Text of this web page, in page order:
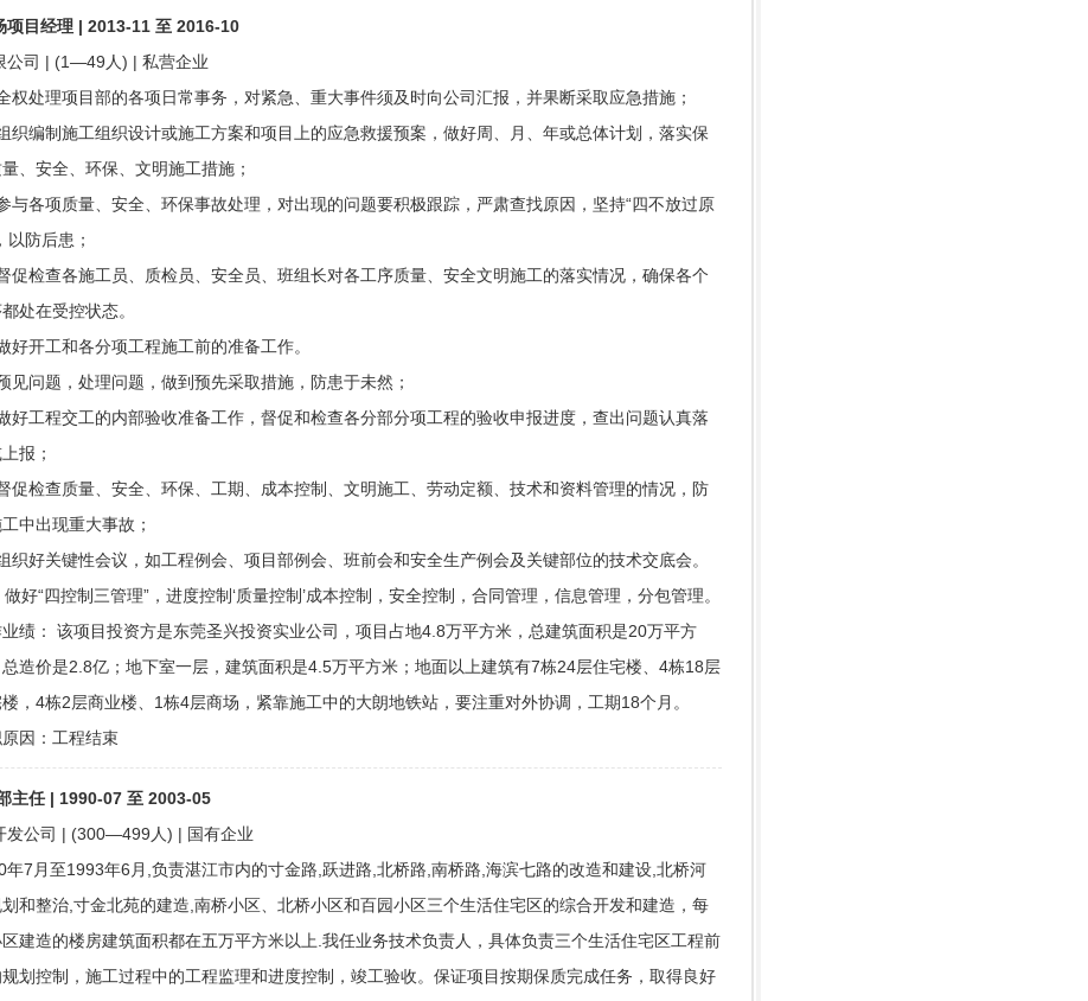
项目经理 | 2013-11 至 2016-10
公司 | (1—49人) | 私营企业
权处理项目部的各项日常事务，对紧急、重大事件须及时向公司汇报，并果断采取应急措施；
织编制施工组织设计或施工方案和项目上的应急救援预案，做好周、月、年或总体计划，落实保
、安全、环保、文明施工措施；
与各项质量、安全、环保事故处理，对出现的问题要积极跟踪，严肃查找原因，坚持“四不放过原
以防后患；
促检查各施工员、质检员、安全员、班组长对各工序质量、安全文明施工的落实情况，确保各个
处在受控状态。
好开工和各分项工程施工前的准备工作。
见问题，处理问题，做到预先采取措施，防患于未然；
好工程交工的内部验收准备工作，督促和检查各分部分项工程的验收申报进度，查出问题认真落
报；
促检查质量、安全、环保、工期、成本控制、文明施工、劳动定额、技术和资料管理的情况，防
工中出现重大事故；
织好关键性会议，如工程例会、项目部例会、班前会和安全生产例会及关键部位的技术交底会。
做好“四控制三管理”，进度控制‘质量控制’成本控制，安全控制，合同管理，信息管理，分包管理。
业绩： 该项目投资方是东莞圣兴投资实业公司，项目占地4.8万平方米，总建筑面积是20万平方
造价是2.8亿；地下室一层，建筑面积是4.5万平方米；地面以上建筑有7栋24层住宅楼、4栋18层
，4栋2层商业楼、1栋4层商场，紧靠施工中的大朗地铁站，要注重对外协调，工期18个月。
因：工程结束
主任 | 1990-07 至 2003-05
发公司 | (300—499人) | 国有企业
年7月至1993年6月,负责湛江市内的寸金路,跃进路,北桥路,南桥路,海滨七路的改造和建设,北桥河
划和整治,寸金北苑的建造,南桥小区、北桥小区和百园小区三个生活住宅区的综合开发和建造，每
建造的楼房建筑面积都在五万平方米以上.我任业务技术负责人，具体负责三个生活住宅区工程前
划控制，施工过程中的工程监理和进度控制，竣工验收。保证项目按期保质完成任务，取得良好